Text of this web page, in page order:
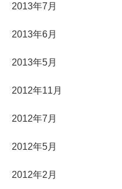
2013年7月
2013年6月
2013年5月
2012年11月
2012年7月
2012年5月
2012年2月